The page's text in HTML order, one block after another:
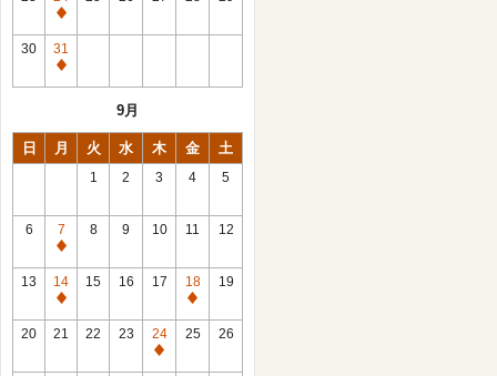
日
休
館
日
30
31
休
9月
日 月 火 水 木 金 土
1 2 3 4 5
6
7
休
館
日
8 9 10 11 12
13
14
休
館
15 16 17
18
休
館
19
20 21 22 23
24
休
25 26